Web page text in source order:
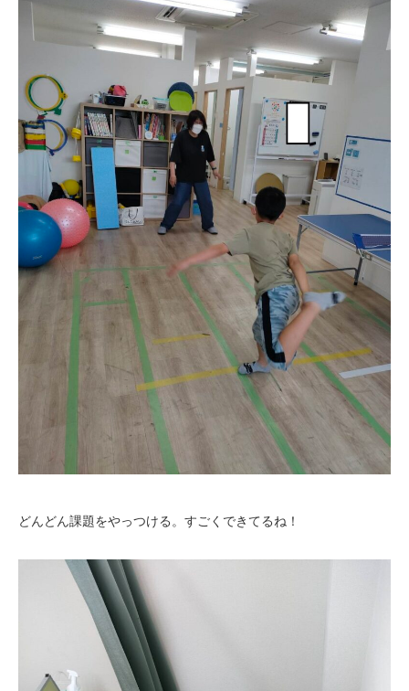
どんどん課題をやっつける。すごくできてるね！